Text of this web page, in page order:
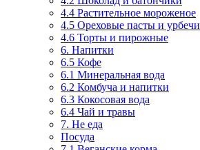
4.4 Растительное мороженое
4.5 Ореховые пасты и урбечи
4.6 Торты и пирожные
6. Напитки
6.5 Кофе
6.1 Минеральная вода
6.2 Комбуча и напитки
6.3 Кокосовая вода
6.4 Чай и травы
7. Не еда
Посуда